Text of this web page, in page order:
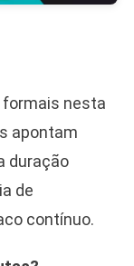
formais nesta
apontam
duração
de
contínuo.